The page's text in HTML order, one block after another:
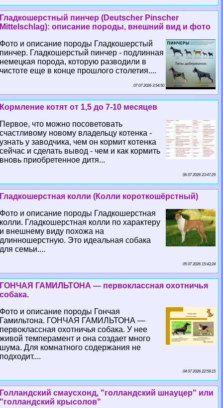
Гладкошерстный пинчер (Deutscher Pinscher
Mittelschlag): описание породы, внешний вид и фото
Фото и описание породы Гладкошерстый
пинчер. Гладкошерстый пинчер - подлинная
немецкая порода, которую разводили в
чистоте еще в конце прошлого столетия....
07 07 2026 3:54:50
Кормление котят от 1,5 до 7-10 месяцев
Первое, что можно посоветовать
счастливому новому владельцу котенка -
узнать у заводчика, чем он кормит котенка
сейчас и сделать вывод - чем и как кормить
вновь приобретенное дитя...
06 07 2026 23:47:29
Гладкошерстная колли (Колли короткошёрстный)
Фото и описание породы Гладкошерстная
колли. Гладкошерстная колли по хаpaктеру
и внешнему виду похожа на
длинношерстную. Это идеальная собака
для семьи....
05 07 2026 15:43:24
ГОНЧАЯ ГАМИЛЬТОНА — первоклассная охотничья
собака.
Фото и описание породы Гончая
Гамильтона. ГОНЧАЯ ГАМИЛЬТОНА —
первоклассная охотничья собака. У нее
живой темперамент и она создает много
шума. Для комнатного содержания не
подходит....
04 07 2026 22:59:15
Голландский смаусхонд, "голландский шнауцер" или
"голландский крысолов"